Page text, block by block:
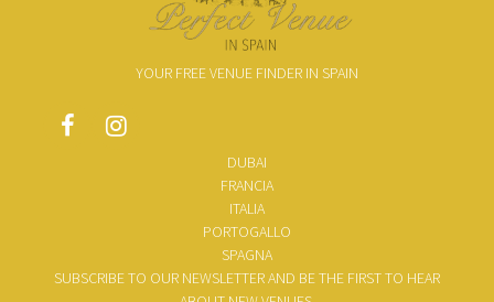
YOUR FREE VENUE FINDER IN SPAIN
DUBAI
FRANCIA
ITALIA
PORTOGALLO
SPAGNA
SUBSCRIBE TO OUR NEWSLETTER AND BE THE FIRST TO HEAR